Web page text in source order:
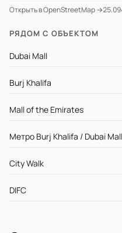
Открыть в OpenStreetMap →
РЯДОМ С ОБЪЕКТОМ
Dubai Mall
Burj Khalifa
Mall of the Emirates
Метро Burj Khalifa / Dubai Mall
City Walk
DIFC